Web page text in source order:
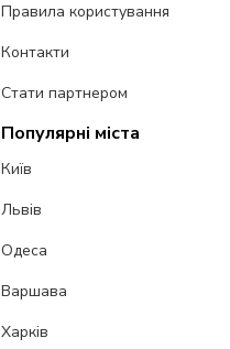
Правила користування
Контакти
Стати партнером
Популярні міста
Київ
Львів
Одеса
Варшава
Харків